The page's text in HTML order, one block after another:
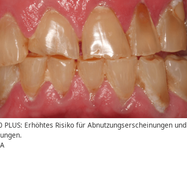
PLUS: Erhöhtes Risiko für Abnutzungserscheinungen und